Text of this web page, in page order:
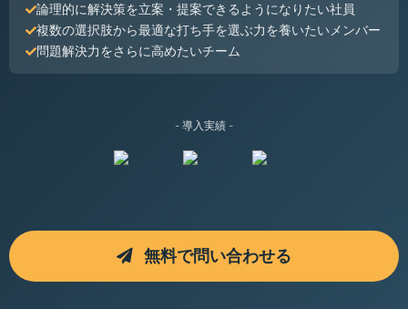
論理的に解決策を立案・提案できるようになりたい社員
複数の選択肢から最適な打ち手を選ぶ力を養いたいメンバー
問題解決力をさらに高めたいチーム
- 導入実績 -
無料で問い合わせる